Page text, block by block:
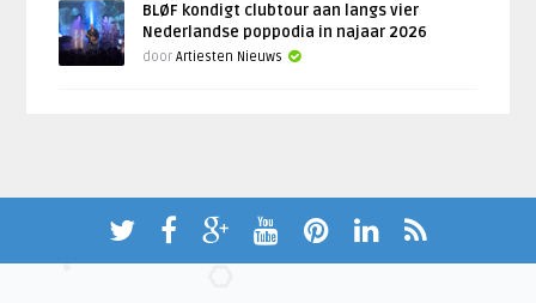
BLØF kondigt clubtour aan langs vier
Nederlandse poppodia in najaar 2026
doorArtiesten Nieuws